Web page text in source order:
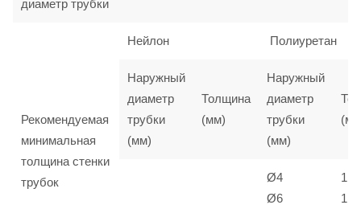
диаметр трубки
Рекомендуемая
минимальная
толщина стенки
трубок
Нейлон Полиуретан
Наружный
диаметр
трубки
(мм)
Толщина
(мм)
Наружный
диаметр
трубки
(мм)
Ø4
Ø6
1
1